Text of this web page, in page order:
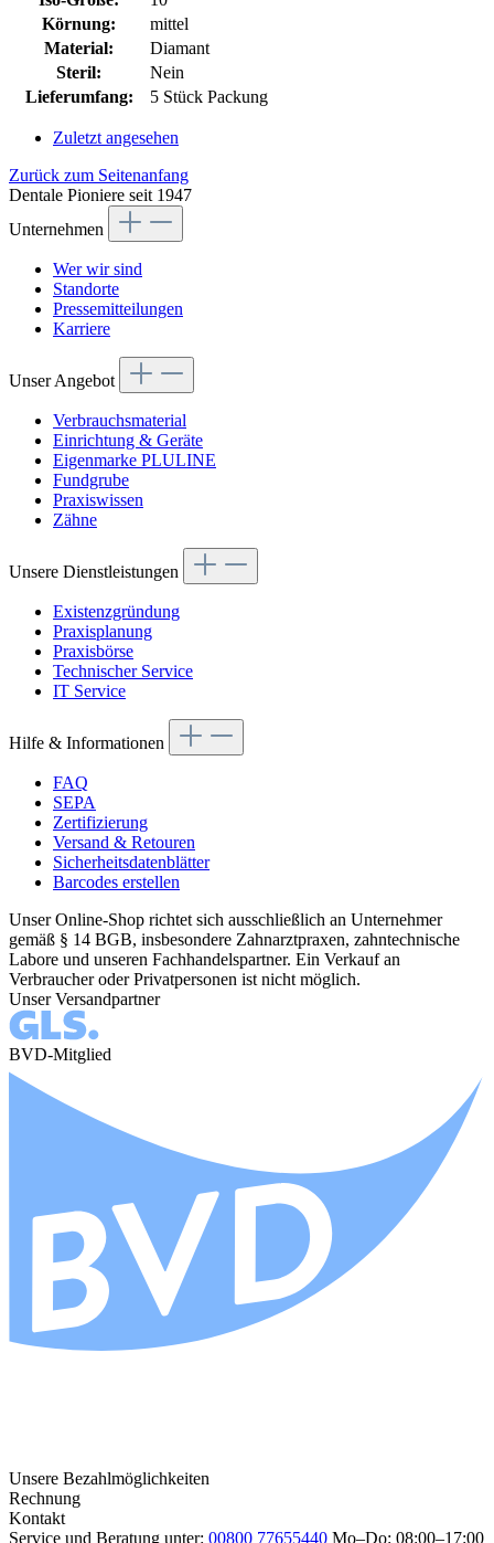
Körnung:
mittel
Material:
Diamant
Steril:
Nein
Lieferumfang:
5 Stück Packung
Zuletzt angesehen
Zurück zum Seitenanfang
Dentale Pioniere seit 1947
Unternehmen
Wer wir sind
Standorte
Pressemitteilungen
Karriere
Unser Angebot
Verbrauchsmaterial
Einrichtung & Geräte
Eigenmarke PLULINE
Fundgrube
Praxiswissen
Zähne
Unsere Dienstleistungen
Existenzgründung
Praxisplanung
Praxisbörse
Technischer Service
IT Service
Hilfe & Informationen
FAQ
SEPA
Zertifizierung
Versand & Retouren
Sicherheitsdatenblätter
Barcodes erstellen
Unser Online-Shop richtet sich ausschließlich an Unternehmer
gemäß § 14 BGB, insbesondere Zahnarztpraxen, zahntechnische
Labore und unseren Fachhandelspartner. Ein Verkauf an
Verbraucher oder Privatpersonen ist nicht möglich.
Unser Versandpartner
BVD-Mitglied
Unsere Bezahlmöglichkeiten
Rechnung
Kontakt
Service und Beratung unter: 00800 77655440 Mo–Do: 08:00–17:00